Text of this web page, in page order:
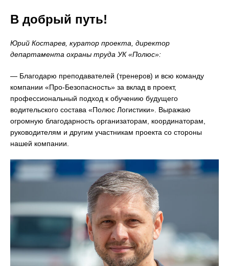
В добрый путь!
Юрий Костарев, куратор проекта, директор
департамента охраны труда УК «Полюс»:
— Благодарю преподавателей (тренеров) и всю команду
компании «Про-Безопасность» за вклад в проект,
профессиональный подход к обучению будущего
водительского состава «Полюс Логистики». Выражаю
огромную благодарность организаторам, координаторам,
руководителям и другим участникам проекта со стороны
нашей компании.